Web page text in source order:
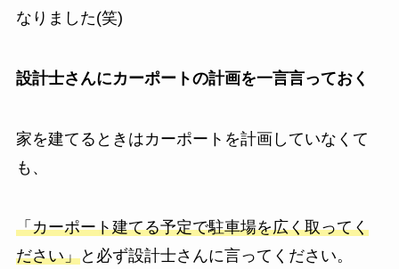
なりました(笑)
設計士さんにカーポートの計画を一言言っておく
家を建てるときはカーポートを計画していなくて
も、
「カーポート建てる予定で駐車場を広く取ってく
ださい」と必ず設計士さんに言ってください。